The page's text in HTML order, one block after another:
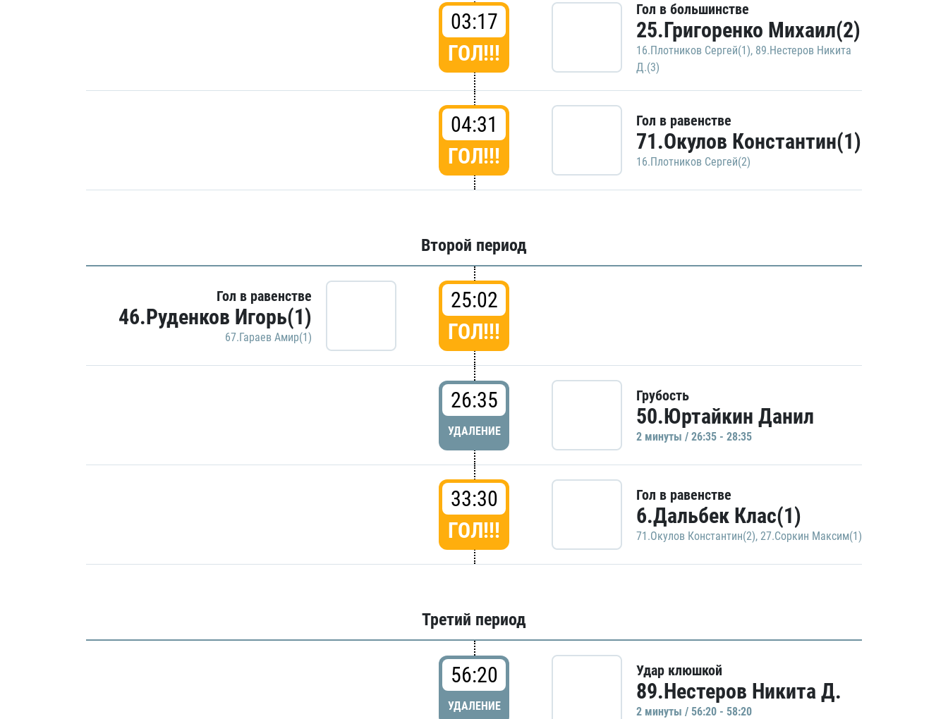
03:17
ГОЛ!!!
Гол в большинстве
25.Григоренко Михаил(2)
16.Плотников Сергей(1), 89.Нестеров Никита
Д.(3)
04:31
ГОЛ!!!
Гол в равенстве
71.Окулов Константин(1)
16.Плотников Сергей(2)
Второй период
Гол в равенстве
46.Руденков Игорь(1)
67.Гараев Амир(1)
25:02
ГОЛ!!!
26:35
УДАЛЕНИЕ
Грубость
50.Юртайкин Данил
2 минуты / 26:35 - 28:35
33:30
ГОЛ!!!
Гол в равенстве
6.Дальбек Клас(1)
71.Окулов Константин(2), 27.Соркин Максим(1)
Третий период
56:20
УДАЛЕНИЕ
Удар клюшкой
89.Нестеров Никита Д.
2 минуты / 56:20 - 58:20